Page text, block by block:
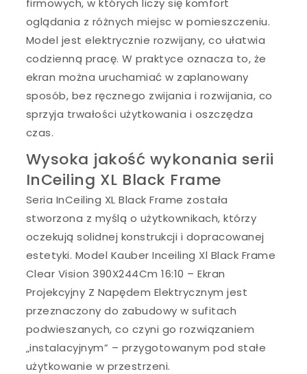
firmowych, w których liczy się komfort
oglądania z różnych miejsc w pomieszczeniu.
Model jest elektrycznie rozwijany, co ułatwia
codzienną pracę. W praktyce oznacza to, że
ekran można uruchamiać w zaplanowany
sposób, bez ręcznego zwijania i rozwijania, co
sprzyja trwałości użytkowania i oszczędza
czas.
Wysoka jakość wykonania serii
InCeiling XL Black Frame
Seria InCeiling XL Black Frame została
stworzona z myślą o użytkownikach, którzy
oczekują solidnej konstrukcji i dopracowanej
estetyki. Model Kauber Inceiling Xl Black Frame
Clear Vision 390X244Cm 16:10 – Ekran
Projekcyjny Z Napędem Elektrycznym jest
przeznaczony do zabudowy w sufitach
podwieszanych, co czyni go rozwiązaniem
„instalacyjnym” – przygotowanym pod stałe
użytkowanie w przestrzeni.